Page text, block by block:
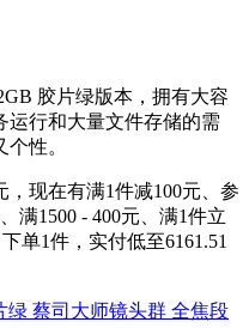
胶片绿版本，拥有大容
运行和大量文件存储的需
性。
现在有满1件减100元、参
满1500 - 400元、满1件立
单1件，实付低至6161.51
绿 蔡司大师镜头群 全焦段